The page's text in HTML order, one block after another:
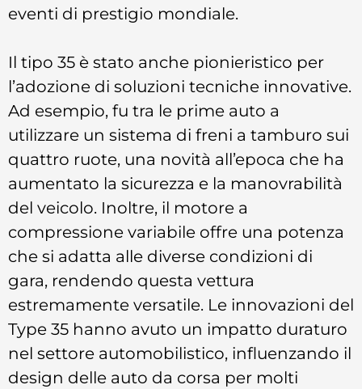
eventi di prestigio mondiale.
Il tipo 35 è stato anche pionieristico per
l’adozione di soluzioni tecniche innovative.
Ad esempio, fu tra le prime auto a
utilizzare un sistema di freni a tamburo sui
quattro ruote, una novità all’epoca che ha
aumentato la sicurezza e la manovrabilità
del veicolo. Inoltre, il motore a
compressione variabile offre una potenza
che si adatta alle diverse condizioni di
gara, rendendo questa vettura
estremamente versatile. Le innovazioni del
Type 35 hanno avuto un impatto duraturo
nel settore automobilistico, influenzando il
design delle auto da corsa per molti